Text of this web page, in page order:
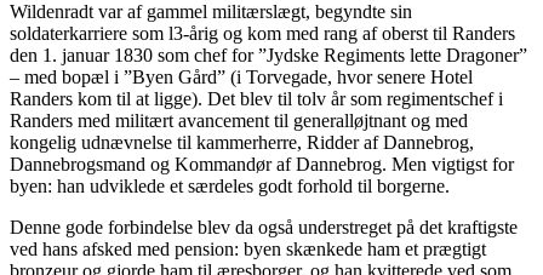
Wildenradt var af gammel militærslægt, begyndte sin
soldaterkarriere som l3-årig og kom med rang af oberst til Randers
den 1. januar 1830 som chef for ”Jydske Regiments lette Dragoner”
– med bopæl i ”Byen Gård” (i Torvegade, hvor senere Hotel
Randers kom til at ligge). Det blev til tolv år som regimentschef i
Randers med militært avancement til generalløjtnant og med
kongelig udnævnelse til kammerherre, Ridder af Dannebrog,
Dannebrogsmand og Kommandør af Dannebrog. Men vigtigst for
byen: han udviklede et særdeles godt forhold til borgerne.
Denne gode forbindelse blev da også understreget på det kraftigste
ved hans afsked med pension: byen skænkede ham et prægtigt